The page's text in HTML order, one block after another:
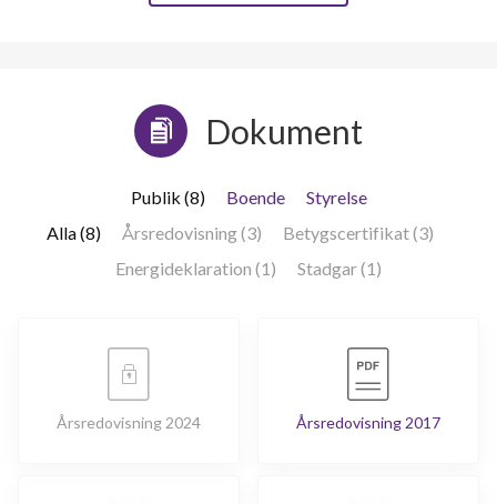
Dokument
Publik (8) Boende
Styrelse
Alla (8)
Årsredovisning (3)
Betygscertifikat (3)
Energideklaration (1)
Stadgar (1)
Årsredovisning 2024 Årsredovisning 2017